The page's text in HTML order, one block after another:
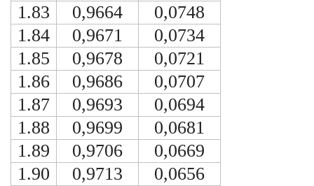
1.83
0,9664
0,0748
1.84
0,9671
0,0734
1.85
0,9678
0,0721
1.86
0,9686
0,0707
1.87
0,9693
0,0694
1.88
0,9699
0,0681
1.89
0,9706
0,0669
1.90
0,9713
0,0656